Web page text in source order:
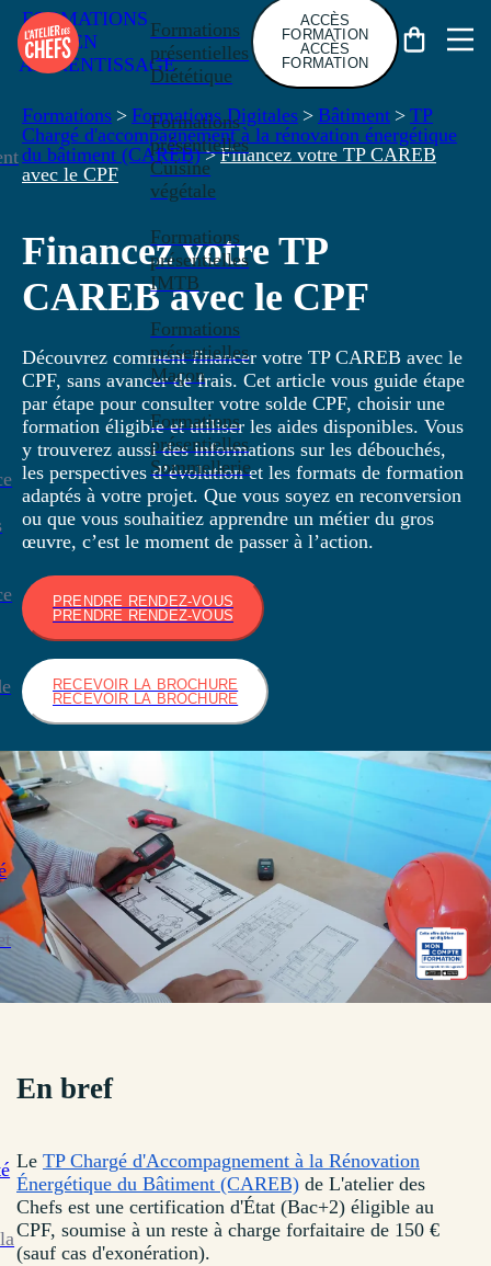
FORMATIONS
EN
APPRENTISSAGE
Formations
présentielles
Diététique
Formations
présentielles
Cuisine
végétale
Formations
présentielles
IMTB
Formations
présentielles
Maçon
Formations
présentielles
Sommellerie
ACCÈS
FORMATION
ACCÈS
FORMATION
Formations > Formations Digitales > Bâtiment > TP
Chargé d'accompagnement à la rénovation énergétique
du bâtiment (CAREB) > Financez votre TP CAREB
avec le CPF
Financez votre TP
CAREB avec le CPF
Découvrez comment financer votre TP CAREB avec le
CPF, sans avancer de frais. Cet article vous guide étape
par étape pour consulter votre solde CPF, choisir une
formation éligible et utiliser les aides disponibles. Vous
y trouverez aussi des informations sur les débouchés,
les perspectives d’évolution et les formats de formation
adaptés à votre projet. Que vous soyez en reconversion
ou que vous souhaitiez apprendre un métier du gros
œuvre, c’est le moment de passer à l’action.
PRENDRE RENDEZ-VOUS
PRENDRE RENDEZ-VOUS
RECEVOIR LA BROCHURE
RECEVOIR LA BROCHURE
En bref
Le TP Chargé d'Accompagnement à la Rénovation
Énergétique du Bâtiment (CAREB) de L'atelier des
Chefs est une certification d'État (Bac+2) éligible au
CPF, soumise à un reste à charge forfaitaire de 150 €
(sauf cas d'exonération).